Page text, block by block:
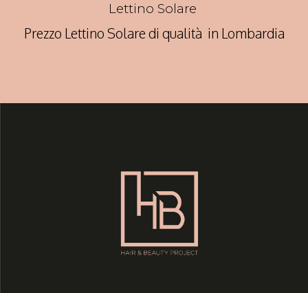
Lettino Solare
Prezzo Lettino Solare di qualità in Lombardia